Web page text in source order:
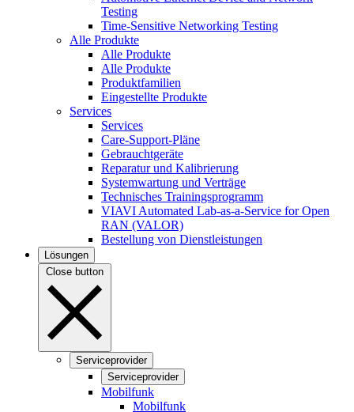
Testing
Time-Sensitive Networking Testing
Alle Produkte
Alle Produkte
Alle Produkte
Produktfamilien
Eingestellte Produkte
Services
Services
Care-Support-Pläne
Gebrauchtgeräte
Reparatur und Kalibrierung
Systemwartung und Verträge
Technisches Trainingsprogramm
VIAVI Automated Lab-as-a-Service for Open
RAN (VALOR)
Bestellung von Dienstleistungen
Lösungen
Close button
Serviceprovider
Serviceprovider
Mobilfunk
Mobilfunk